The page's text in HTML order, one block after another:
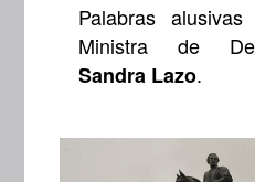
Palabras
Ministra de
Sandra Lazo.